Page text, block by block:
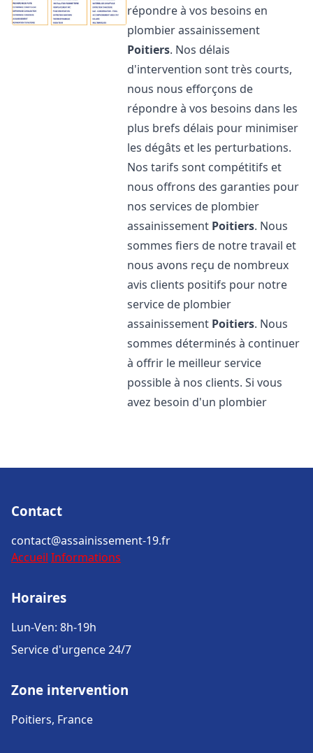
répondre à vos besoins en
plombier assainissement
Poitiers. Nos délais
d'intervention sont très courts,
nous nous efforçons de
répondre à vos besoins dans les
plus brefs délais pour minimiser
les dégâts et les perturbations.
Nos tarifs sont compétitifs et
nous offrons des garanties pour
nos services de plombier
assainissement Poitiers. Nous
sommes fiers de notre travail et
nous avons reçu de nombreux
avis clients positifs pour notre
service de plombier
assainissement Poitiers. Nous
sommes déterminés à continuer
à offrir le meilleur service
possible à nos clients. Si vous
avez besoin d'un plombier
Contact
contact@assainissement-19.fr
Accueil Informations
Horaires
Lun-Ven: 8h-19h
Service d'urgence 24/7
Zone intervention
Poitiers, France